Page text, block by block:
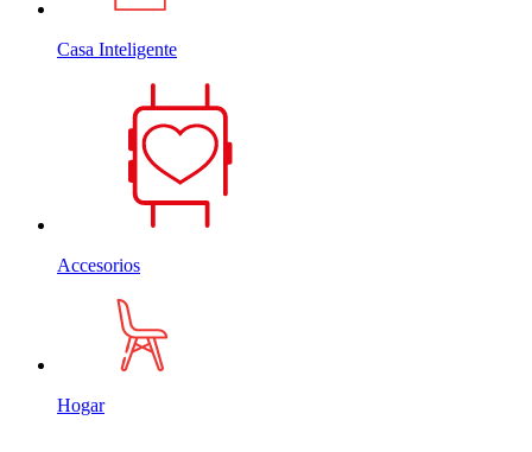
Casa Inteligente
Accesorios
Hogar